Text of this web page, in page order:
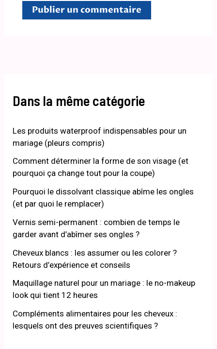
Dans la même catégorie
Les produits waterproof indispensables pour un
mariage (pleurs compris)
Comment déterminer la forme de son visage (et
pourquoi ça change tout pour la coupe)
Pourquoi le dissolvant classique abîme les ongles
(et par quoi le remplacer)
Vernis semi-permanent : combien de temps le
garder avant d’abîmer ses ongles ?
Cheveux blancs : les assumer ou les colorer ?
Retours d’expérience et conseils
Maquillage naturel pour un mariage : le no-makeup
look qui tient 12 heures
Compléments alimentaires pour les cheveux :
lesquels ont des preuves scientifiques ?